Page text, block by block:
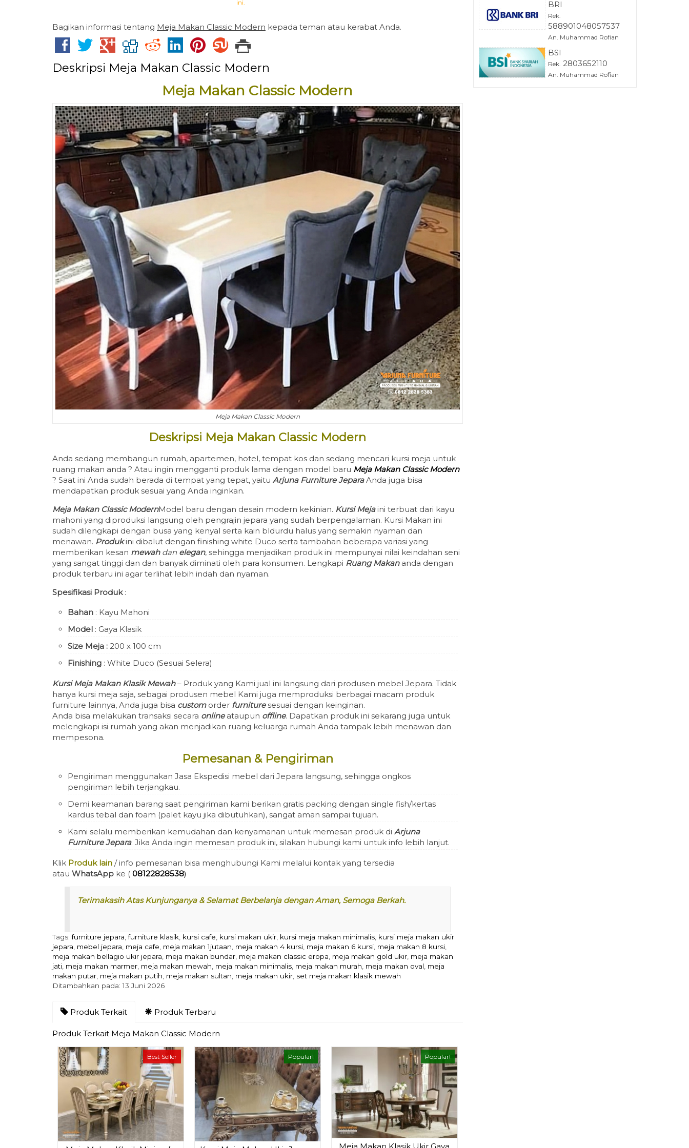
ini.
Bagikan informasi tentang Meja Makan Classic Modern kepada teman atau kerabat Anda.
Deskripsi Meja Makan Classic Modern
Meja Makan Classic Modern
Meja Makan Classic Modern
Deskripsi Meja Makan Classic Modern
Anda sedang membangun rumah, apartemen, hotel, tempat kos dan sedang mencari kursi meja untuk
ruang makan anda ? Atau ingin mengganti produk lama dengan model baru Meja Makan Classic Modern
? Saat ini Anda sudah berada di tempat yang tepat, yaitu Arjuna Furniture JeparaAnda juga bisa
mendapatkan produk sesuai yang Anda inginkan.
Meja Makan Classic ModernModel baru dengan desain modern kekinian. Kursi Mejaini terbuat dari kayu
mahoni yang diproduksi langsung oleh pengrajin jepara yang sudah berpengalaman. Kursi Makan ini
sudah dilengkapi dengan busa yang kenyal serta kain bldurdu halus yang semakin nyaman dan
menawan. Produkini dibalut dengan finishing white Duco serta tambahan beberapa variasi yang
memberikan kesan mewah dan elegan, sehingga menjadikan produk ini mempunyai nilai keindahan seni
yang sangat tinggi dan dan banyak diminati oleh para konsumen. Lengkapi Ruang Makan anda dengan
produk terbaru ini agar terlihat lebih indah dan nyaman.
Spesifikasi Produk:
Bahan : Kayu Mahoni
Model : Gaya Klasik
Size Meja : 200 x 100 cm
Finishing : White Duco (Sesuai Selera)
Kursi Meja Makan Klasik Mewah– Produk yang Kami jual ini langsung dari produsen mebel Jepara. Tidak
hanya kursi meja saja, sebagai produsen mebel Kami juga memproduksi berbagai macam produk
furniture lainnya, Anda juga bisa customorder furnituresesuai dengan keinginan.
Anda bisa melakukan transaksi secara onlineataupun offline. Dapatkan produk ini sekarang juga untuk
melengkapi isi rumah yang akan menjadikan ruang keluarga rumah Anda tampak lebih menawan dan
mempesona.
Pemesanan & Pengiriman
Pengiriman menggunakan Jasa Ekspedisi mebel dari Jepara langsung, sehingga ongkos
pengiriman lebih terjangkau.
Demi keamanan barang saat pengiriman kami berikan gratis packing dengan single fish/kertas
kardus tebal dan foam (palet kayu jika dibutuhkan), sangat aman sampai tujuan.
Kami selalu memberikan kemudahan dan kenyamanan untuk memesan produk di Arjuna
Furniture Jepara. Jika Anda ingin memesan produk ini, silakan hubungi kami untuk info lebih lanjut.
Klik Produk lain / info pemesanan bisa menghubungi Kami melalui kontak yang tersedia
atau WhatsApp ke ( 08122828538)
Terimakasih Atas Kunjunganya & Selamat Berbelanja dengan Aman, Semoga Berkah.
Tags:furniture jepara,furniture klasik, kursi cafe, kursi makan ukir, kursi meja makan minimalis, kursi meja makan ukir
jepara, mebel jepara, meja cafe, meja makan 1jutaan, meja makan 4 kursi, meja makan 6 kursi, meja makan 8 kursi,
meja makan bellagio ukir jepara, meja makan bundar, meja makan classic eropa, meja makan gold ukir, meja makan
jati, meja makan marmer, meja makan mewah, meja makan minimalis, meja makan murah, meja makan oval, meja
makan putar, meja makan putih, meja makan sultan, meja makan ukir, set meja makan klasik mewah
Ditambahkan pada: 13 Juni 2026
Produk Terkait Produk Terbaru
Produk Terkait Meja Makan Classic Modern
Best Seller Popular! Popular!
Meja Makan Klasik Ukir Gaya
BRI
Rek.
588901048057537
An. Muhammad Rofian
BSI
Rek. 2803652110
An. Muhammad Rofian